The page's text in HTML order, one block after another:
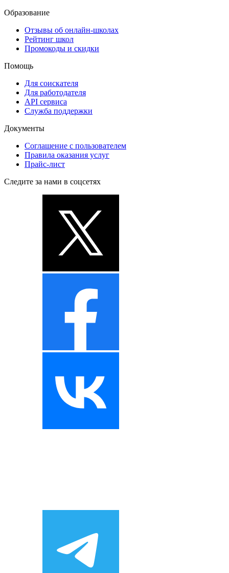
Образование
Отзывы об онлайн-школах
Рейтинг школ
Промокоды и скидки
Помощь
Для соискателя
Для работодателя
API сервиса
Служба поддержки
Документы
Соглашение с пользователем
Правила оказания услуг
Прайс-лист
Следите за нами в соцсетях